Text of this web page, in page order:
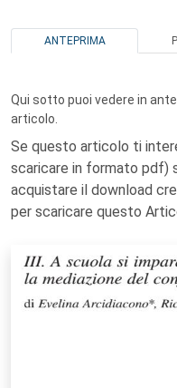
ANTEPRIMA
Qui sotto puoi vedere in
articolo.
Se questo articolo ti
scaricare in formato pdf)
acquistare il download
per scaricare questo